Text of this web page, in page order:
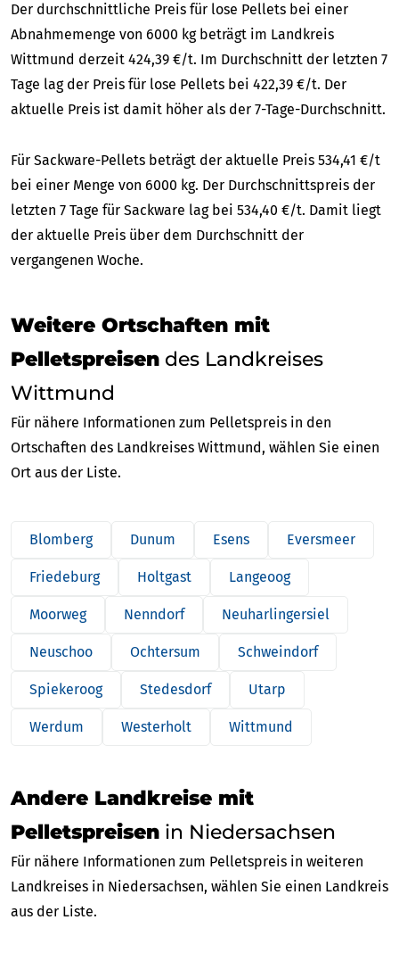
Der durchschnittliche Preis für lose Pellets bei einer
Abnahmemenge von 6000 kg beträgt im Landkreis
Wittmund derzeit 424,39 €/t. Im Durchschnitt der letzten 7
Tage lag der Preis für lose Pellets bei 422,39 €/t. Der
aktuelle Preis ist damit höher als der 7-Tage-Durchschnitt.
Für Sackware-Pellets beträgt der aktuelle Preis 534,41 €/t
bei einer Menge von 6000 kg. Der Durchschnittspreis der
letzten 7 Tage für Sackware lag bei 534,40 €/t. Damit liegt
der aktuelle Preis über dem Durchschnitt der
vergangenen Woche.
Weitere Ortschaften mit
Pelletspreisen des Landkreises
Wittmund
Für nähere Informationen zum Pelletspreis in den
Ortschaften des Landkreises Wittmund, wählen Sie einen
Ort aus der Liste.
Blomberg Dunum Esens Eversmeer
Friedeburg Holtgast Langeoog
Moorweg Nenndorf Neuharlingersiel
Neuschoo Ochtersum Schweindorf
Spiekeroog Stedesdorf Utarp
Werdum Westerholt Wittmund
Andere Landkreise mit
Pelletspreisen in Niedersachsen
Für nähere Informationen zum Pelletspreis in weiteren
Landkreises in Niedersachsen, wählen Sie einen Landkreis
aus der Liste.